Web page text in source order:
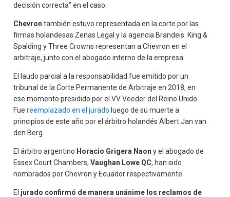
decisión correcta” en el caso.
Chevrontambién estuvo representada en la corte por las
firmas holandesas Zenas Legal y la agencia Brandeis. King &
Spalding y Three Crowns representan a Chevron en el
arbitraje, junto con el abogado interno de la empresa.
El laudo parcial a la responsabilidad fue emitido por un
tribunal de la Corte Permanente de Arbitraje en 2018, en
ese momento presidido por el VV Veeder del Reino Unido.
Fuereemplazado en el juradoluego de su muerte a
principios de este año por el árbitro holandés Albert Jan van
den Berg.
El árbitro argentino Horacio Grigera Naon y el abogado de
Essex Court Chambers,Vaughan Lowe QC, han sido
nombrados por Chevron y Ecuador respectivamente.
El jurado confirmó de manera unánime los reclamos de